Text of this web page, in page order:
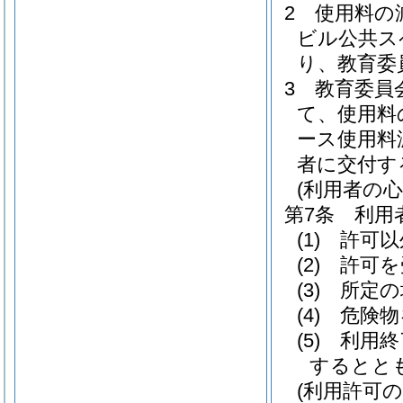
2
使用料の
ビル公共
り、教育
3
教育委員
て、使用
ース使用料
者に交付
(利用者の
第7条
利用
(1)
許可
(2)
許可
(3)
所定
(4)
危険
(5)
利用
するとと
(利用許可